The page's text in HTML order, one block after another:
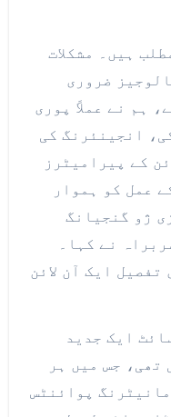
ہیں۔ مشکلات
ضروری
ہم نے عملاً پوری
انجینئرنگ کی
کے پیرامیٹرز
عمل کو ہموار
ژو گنجیانگ
نے کہا۔
ایک آن لائن
ایک جدید
تھی، جس میں ہر
کوفرڈم فاؤنڈیشن پٹ میں 31 مانیٹرنگ پوائنٹس